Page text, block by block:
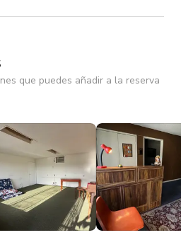
de Instagram.
que puedes añadir a la reserva